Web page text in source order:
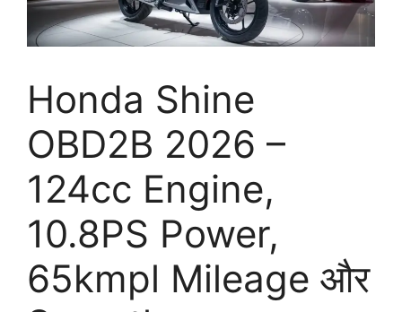
Honda Shine
OBD2B 2026 –
124cc Engine,
10.8PS Power,
65kmpl Mileage और